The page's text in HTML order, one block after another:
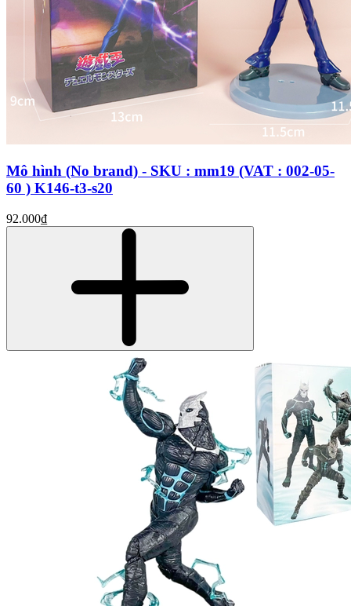
Mô hình (No brand) - SKU : mm19 (VAT : 002-05-
60 ) K146-t3-s20
92.000₫